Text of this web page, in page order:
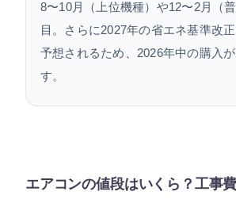
8〜10月（上位機種）や12〜2月（
目。さらに2027年の省エネ基準改
予想されるため、2026年中の購入
す。
エアコンの値段はいくら？工事